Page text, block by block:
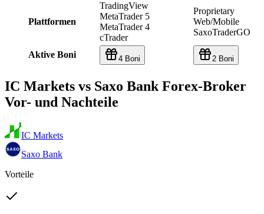
Plattformen
TradingView
MetaTrader 5
MetaTrader 4
cTrader
Proprietary
Web/Mobile
SaxoTraderGO
Aktive Boni 4 Boni 2 Boni
IC Markets vs Saxo Bank Forex-Broker
Vor- und Nachteile
IC Markets
Saxo Bank
Vorteile